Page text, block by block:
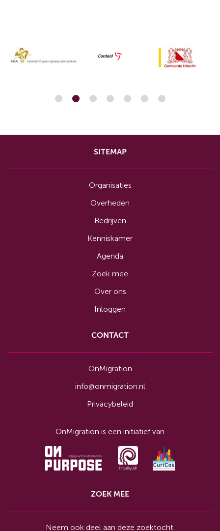
SITEMAP
Organisaties
Overheden
Bedrijven
Kenniskamer
Agenda
Zoek mee
Over ons
Inloggen
CONTACT
OnMigration
info@onmigration.nl
Privacybeleid
OnMigration is een initiatief van
ZOEK MEE
Neem ook deel aan deze zoektocht.